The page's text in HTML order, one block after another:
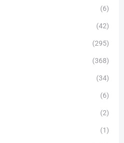
(6)
(42)
(295)
(368)
(34)
(6)
(2)
(1)